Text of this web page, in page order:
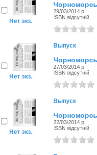
Нет экз.
29/03/2014 р.
ISBN відсутній
Нет экз.
Выпуск
27/03/2014 р.
ISBN відсутній
Нет экз.
Выпуск
22/03/2014 р.
ISBN відсутній